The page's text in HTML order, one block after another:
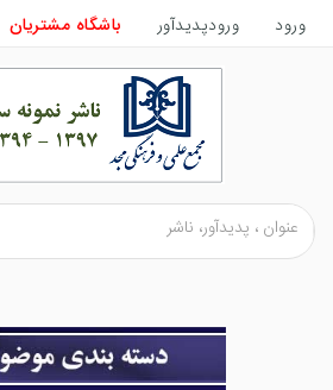
ورود ورودپدیدآور باشگاه مشتریان